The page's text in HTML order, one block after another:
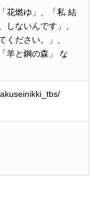
花燃ゆ」、「私 結
しないんです」、
ください。」、
羊と鋼の森」 な